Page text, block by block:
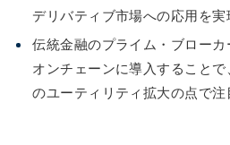
デリバティブ市場への応用を実
伝統金融のプライム・ブロー
オンチェーンに導入すること
のユーティリティ拡大の点で注